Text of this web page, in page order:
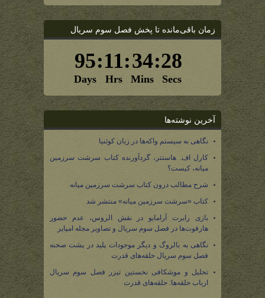
زمان باقی‌مانده تا پخش فصل سوم سریال
آخرین نوشته‌ها
نگاهی به سیستم واکه‌ها در زبان کوئنیا
کارل اف. هاستتر، گردآورنده کتاب سرشت سرزمین
میانه، کیست؟
شرح مطالب درون کتاب سرشت سرزمین میانه
کتاب «سرشت سرزمین میانه» منتشر شد
بازی رابرت آرامایو در نقش الروس، عدم حضور
هارفوت‌ها در فصل سوم سریال و تصاویر مجله امپایر
نگاهی به بالروگ و دیگر موجودات پلید در پشت صحنه
فصل سوم سریال حلقه‌های قدرت
تحلیل و موشکافی نخستین تیزر فصل سوم سریال
ارباب حلقه‌ها: حلقه‌های قدرت